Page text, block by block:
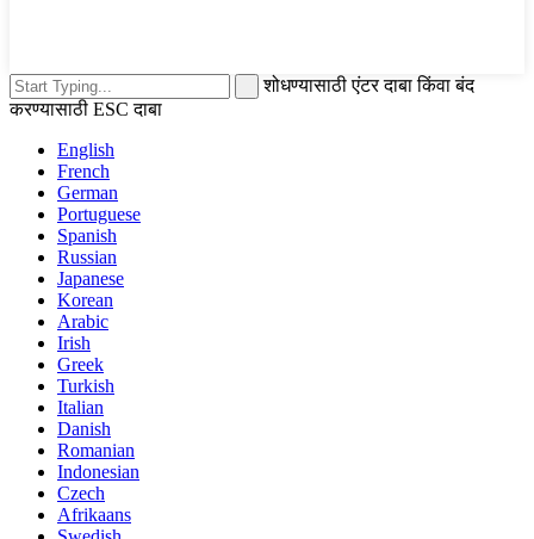
शोधण्यासाठी एंटर दाबा किंवा बंद
करण्यासाठी ESC दाबा
English
French
German
Portuguese
Spanish
Russian
Japanese
Korean
Arabic
Irish
Greek
Turkish
Italian
Danish
Romanian
Indonesian
Czech
Afrikaans